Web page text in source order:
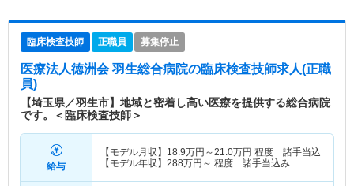
臨床検査技師 正職員 募集停止
医療法人徳洲会 羽生総合病院の臨床検査技師求人(正職
員)
【埼玉県／羽生市】地域と密着し高い医療を提供する総合病院
です。＜臨床検査技師＞
給与
【モデル月収】 18.9万円～21.0万円 程度 諸手当込
【モデル年収】 288万円～ 程度 諸手当込み